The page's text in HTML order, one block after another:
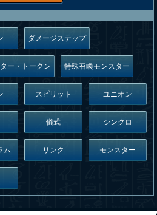
ダメージステップ
ー・トークン 特殊召喚モンスター
スピリット ユニオン
儀式 シンクロ
ム リンク モンスター